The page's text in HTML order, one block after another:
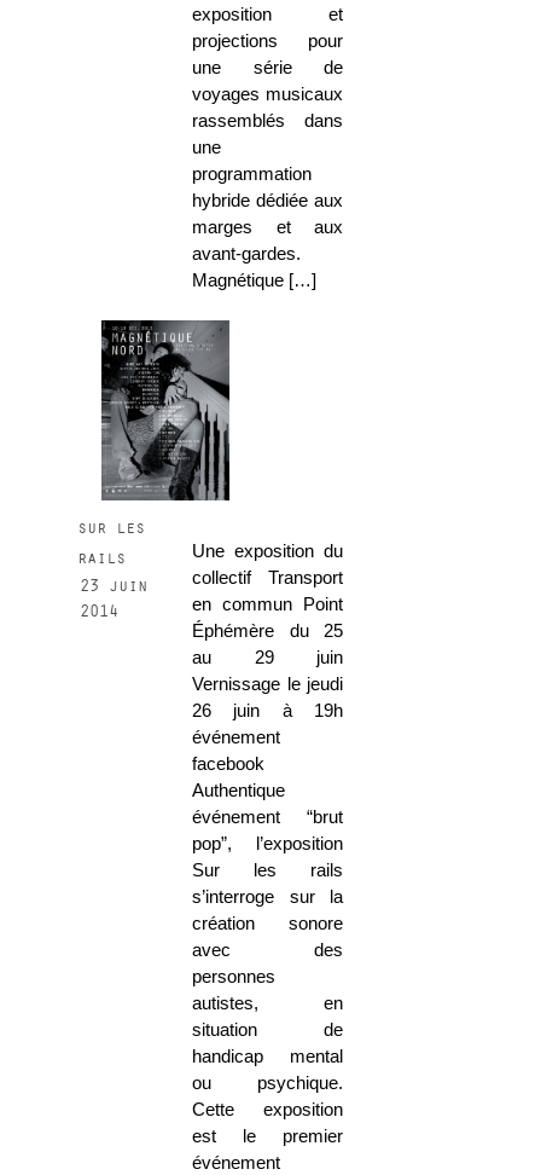
exposition et
projections pour
une série de
voyages musicaux
rassemblés dans
une
programmation
hybride dédiée aux
marges et aux
avant-gardes.
Magnétique […]
sur les
rails
23 juin
2014
Une exposition du
collectif Transport
en commun Point
Éphémère du 25
au 29 juin
Vernissage le jeudi
26 juin à 19h
événement
facebook
Authentique
événement “brut
pop”, l’exposition
Sur les rails
s’interroge sur la
création sonore
avec des
personnes
autistes, en
situation de
handicap mental
ou psychique.
Cette exposition
est le premier
événement